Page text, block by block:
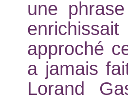
une
approché
a jamais
Lorand